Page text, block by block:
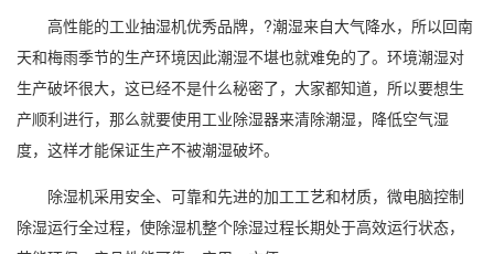
高性能的工业抽湿机优秀品牌，?潮湿来自大气降水，所以回南
天和梅雨季节的生产环境因此潮湿不堪也就难免的了。环境潮湿对
生产破坏很大，这已经不是什么秘密了，大家都知道，所以要想生
产顺利进行，那么就要使用工业除湿器来清除潮湿，降低空气湿
度，这样才能保证生产不被潮湿破坏。
除湿机采用安全、可靠和先进的加工工艺和材质，微电脑控制
除湿运行全过程，使除湿机整个除湿过程长期处于高效运行状态，